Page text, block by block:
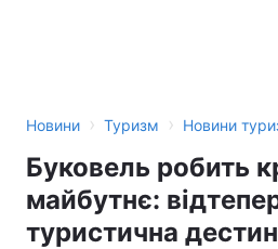
Новини › Туризм › Новини
Буковель робить
майбутнє:
туристична